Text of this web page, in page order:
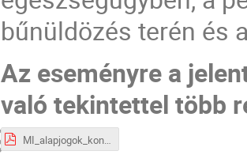
bűnüldözés terén és
Az eseményre a
való tekintettel több
MI_alapjogok_konf_plakat.pdf